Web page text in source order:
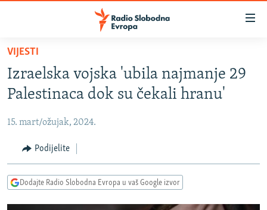
Pređite
glavni
sadržaj
na
navigaciju
Pređite
na
BOSNA I HERCEGOVINA
KOSOVO
CRNA GORA
VIDEO
PODCASTI
VIJESTI
Izraelska vojska 'ubila najmanje 29
Palestinaca dok su čekali hranu'
15. mart/ožujak, 2024.
Podijelite
Dodajte Radio Slobodna Evropa u vaš Google izvor